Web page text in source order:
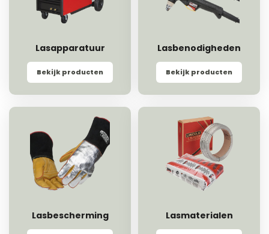
Lasapparatuur
Bekijk producten
Lasbenodigheden
Bekijk producten
Lasbescherming Lasmaterialen